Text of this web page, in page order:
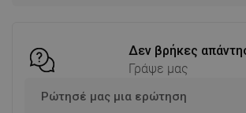
Δεν βρήκες
Γράψε μας
Ρώτησέ μας μια ερώτηση